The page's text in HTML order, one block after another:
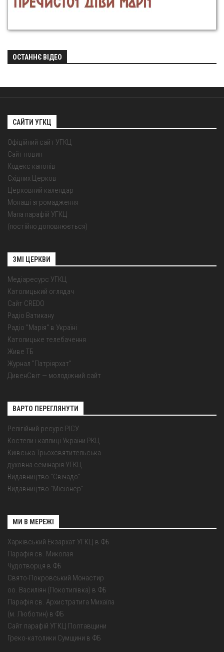
ОСТАННЄ ВІДЕО
САЙТИ УГКЦ
Офіційний сайт УГКЦ
Сайт новин
Кодекс канонів
Східних Церков
Церковний календар
Монаші згромадження
Мапа парафій УГКЦ
(постійно доповнюється)
ЗМІ ЦЕРКВИ
Медіаресурс УГКЦ
Католицький оглядач
Сайт CREDO
Радіо Ватикану
Радіо "Марія" в Україні
Католицьке телебачення
Живе ТБ
Журнал "Патріярхат"
ДивенСвіт — молодіжний сайт
ВАРТО ПЕРЕГЛЯНУТИ
Релігійний ресурс РІСУ
Костели і каплиці України РКЦ
Київська Трьохсвятительська
духовна семінарія УГКЦ
Видавництво "Свічадо"
Видавництво "Місіонер"
МИ В МЕРЕЖІ
Харківський Екзархат УГКЦ в ФБ
Парафія св. Миколая
Чудотворця в ФБ
Свято-Покровський Монастир
оо. Василіян (Покотилівка) в ФБ
Парафія св. Архистратига Михаїла
(м. Люботин) в ФБ
Сайт парафій УГКЦ Полтавщини
Греко-католики Сумщини в ФБ